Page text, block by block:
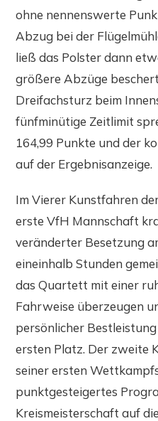
ohne nennenswerte
Abzug bei der
ließ das Polster dann
größere Abzüge
Dreifachsturz beim
fünfminütige Zeitlimit
164,99 Punkte und der
auf der Ergebnisanzeige.
Im Vierer Kunstfahren
erste VfH Mannschaft
veränderter Besetzung
eineinhalb Stunden
das Quartett mit einer
Fahrweise überzeugen
persönlicher
ersten Platz. Der zweite
seiner ersten
punktgesteigertes
Kreismeisterschaft auf